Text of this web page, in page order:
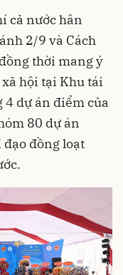
cả nước hân
2/9 và Cách
thời mang ý
hội tại Khu tái
dự án điểm của
80 dự án
đồng loạt